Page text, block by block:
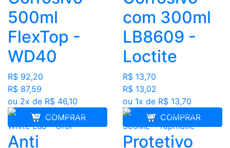
500ml
FlexTop -
WD40
R$ 92,20
R$ 87,59
ou 2x de R$ 46,10
COMPRAR
com 300ml
LB8609 -
Loctite
R$ 13,70
R$ 13,02
ou 1x de R$ 13,70
COMPRAR
Anti
Protetivo